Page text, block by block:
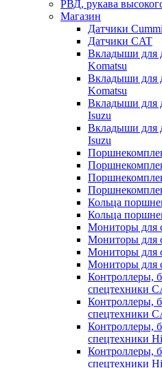
РВД, рукава
Магазин
Датчики
Датчики CAT
Вкладыши для
Komatsu
Вкладыши для
Komatsu
Вкладыши для
Isuzu
Вкладыши для
Isuzu
Кольца
Кольца
Мониторы для
Мониторы для
Мониторы для
Мониторы для
Контроллеры,
спецтехники
Контроллеры,
спецтехники
Контроллеры,
спецтехники
Контроллеры,
спецтехники